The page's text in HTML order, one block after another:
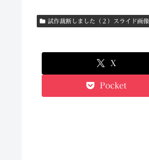
試作裁断しました（２）スライド画像
X
Pocket